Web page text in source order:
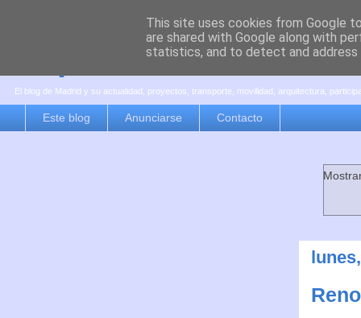
es por madrid
El blog de Madrid y su actualidad, proyectos, transporte, movilidad, arquitectura,
Este blog Anunciarse Contacto
This site uses cookies from Google
are shared with Google along with
statistics, and to detect and address